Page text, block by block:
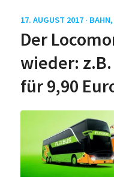
17. AUGUST 2017 · BAHN,
Der
wieder:
für 9,90